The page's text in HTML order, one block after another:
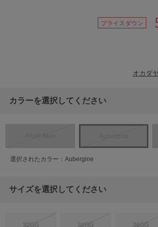
プライスダウン
オカダ
カラーを選択してください
選択されたカラー：Aubergine
サイズを選択してください
32GG 34GG 36GG